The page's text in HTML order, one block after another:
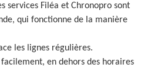
services Filéa et Chronopro sont
qui fonctionne de la manière
les lignes régulières.
en dehors des horaires